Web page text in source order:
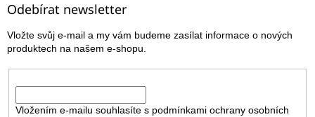
Odebírat newsletter
Vložte svůj e-mail a my vám budeme zasílat informace o nových
produktech na našem e-shopu.
Vložením e-mailu souhlasíte s podmínkami ochrany osobních